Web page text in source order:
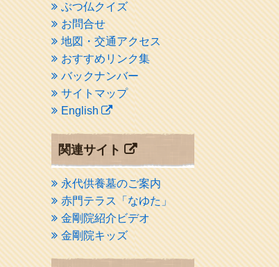
ぶつ仏クイズ
お問合せ
地図・交通アクセス
おすすめリンク集
バックナンバー
サイトマップ
English
関連サイト
永代供養墓のご案内
赤門テラス「なゆた」
金剛院紹介ビデオ
金剛院キッズ